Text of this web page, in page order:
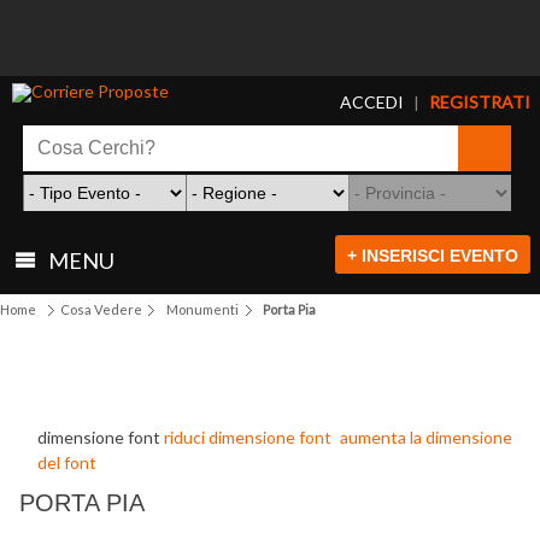
ACCEDI | REGISTRATI
MENU + INSERISCI EVENTO
Home Cosa Vedere Monumenti Porta Pia
dimensione font riduci dimensione font aumenta la dimensione
del font
PORTA PIA